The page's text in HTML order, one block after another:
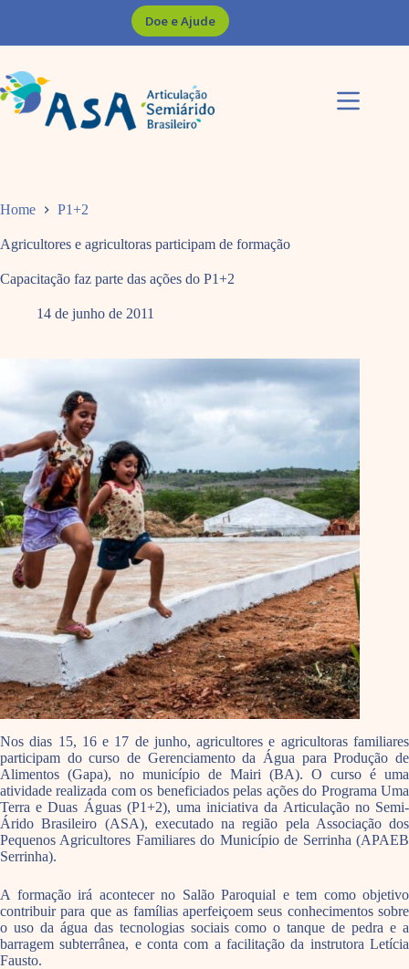
Doe e Ajude
Home P1+2
Agricultores e agricultoras participam de formação
Capacitação faz parte das ações do P1+2
14 de junho de 2011
Nos dias 15, 16 e 17 de junho, agricultores e agricultoras familiares
participam do curso de Gerenciamento da Água para Produção de
Alimentos (Gapa), no município de Mairi (BA). O curso é uma
atividade realizada com os beneficiados pelas ações do Programa Uma
Terra e Duas Águas (P1+2), uma iniciativa da Articulação no Semi-
Árido Brasileiro (ASA), executado na região pela Associação dos
Pequenos Agricultores Familiares do Município de Serrinha (APAEB
Serrinha).
A formação irá acontecer no Salão Paroquial e tem como objetivo
contribuir para que as famílias aperfeiçoem seus conhecimentos sobre
o uso da água das tecnologias sociais como o tanque de pedra e a
barragem subterrânea, e conta com a facilitação da instrutora Letícia
Fausto.